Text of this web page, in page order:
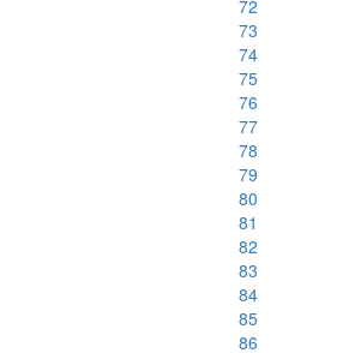
72
73
74
75
76
77
78
79
80
81
82
83
84
85
86